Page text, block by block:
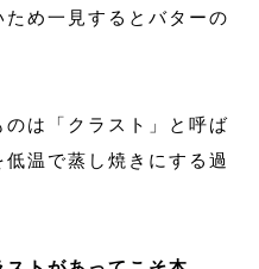
め一見するとバターの
は「クラスト」と呼ば
温で蒸し焼きにする過